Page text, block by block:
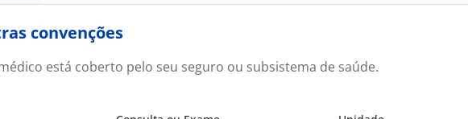
convenções
está coberto pelo seu seguro ou subsistema de saúde.